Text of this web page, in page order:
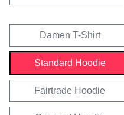
Damen T-Shirt
Standard Hoodie
Fairtrade Hoodie